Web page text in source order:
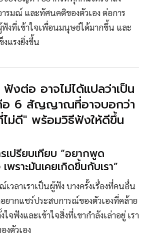
รมณ์ และทัศนคติของตัวเอง ต่อการ
งที่เข้าใจเพื่อนมนุษย์ได้มากขึ้น และ
แรงยิ่งขึ้น
ต่อ อาจไม่ได้แปลว่าเป็น
อ 6 สัญญาณที่อาจบอกว่า
ม่ดี" พร้อมวิธีฟังให้ดีขึ้น
ปรียบเทียบ “อยากพูด
ราะมันเคยเกิดขึ้นกับเรา”
วลาเราเป็นผู้ฟัง บางครั้งเรื่องที่คนอื่น
ยากแชร์ประสบการณ์ของตัวเองที่คล้าย
ฟังและเข้าใจสิ่งที่เขากำลังเล่าอยู่ เรา
งตัวเอง